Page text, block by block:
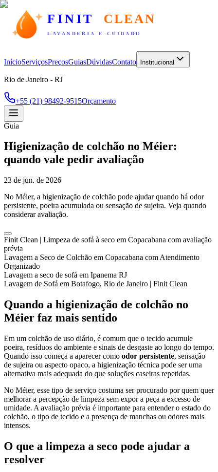
FINIT CLEAN
LAVANDERIA E CUIDADO
InícioServiçosPreçosGuiasDúvidasContato Institucional
Rio de Janeiro - RJ
+55 (21) 98492-9515Orçamento
Guia
Higienização de colchão no Méier:
quando vale pedir avaliação
23 de jun. de 2026
No Méier, a higienização de colchão pode ajudar quando há odor
persistente, poeira acumulada ou sensação de sujeira. Veja quando
considerar avaliação.
Finit Clean | Limpeza de sofá à seco em Copacabana com avaliação
prévia
Lavagem a Seco de Colchão em Copacabana com Atendimento
Organizado
Lavagem a seco de sofá em Ipanema RJ
Lavagem de Sofá em Botafogo, Rio de Janeiro | Finit Clean
Quando a higienização de colchão no
Méier faz mais sentido
Em um colchão de uso diário, é comum que o tecido acumule
poeira, resíduos do ambiente e sinais de desgaste ao longo do tempo.
Quando isso começa a aparecer como odor persistente, sensação
de sujeira ou aspecto opaco, a higienização técnica pode ser uma
alternativa mais adequada do que soluções caseiras repetidas.
No Méier, esse tipo de serviço costuma ser procurado por quem quer
melhorar a percepção de limpeza sem expor a peça a excesso de
umidade. A avaliação prévia é importante para entender o estado do
colchão, o tipo de tecido e a presença de manchas ou odores mais
intensos.
O que a limpeza a seco pode ajudar a
resolver